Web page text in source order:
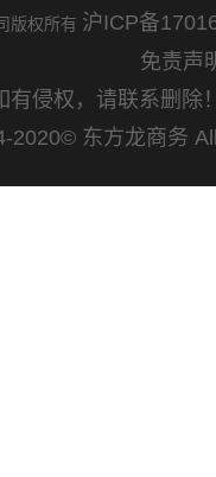
版权所有 沪ICP备
明：网站
有侵权，请联系删除
东方龙商务